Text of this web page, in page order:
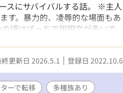
スにサバイバルする話。 ※主人
す。暴力的、凌辱的な場面もあ
頃はぼっちで説明文が多いで
終更新日 2026.5.1 登録日 2022.10.6
ーで転移
多種族あり